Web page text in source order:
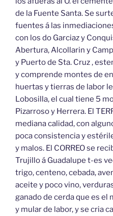
de la Fuente Santa. Se
fuentes á las
con los do Garciaz y
Abertura, Alcollarin y
y Puerto de Sta. Cruz ,
y comprende montes de
huertas y tierras de labor
Lobosilla, el cual tiene 5
Pizarroso y Herrera. El
mediana calidad, con
poca consistencia y
y malos. El CORREO se
Trujillo á Guadalupe t-es
trigo, centeno, cebada,
aceite y poco vino,
ganado de cerda que es el
y mular de labor, y se cria